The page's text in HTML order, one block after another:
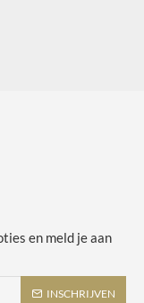
en meld je aan
INSCHRIJVEN